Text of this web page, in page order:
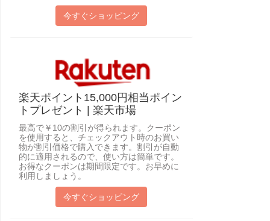
今すぐショッピング
楽天ポイント15,000円相当ポイン
トプレゼント | 楽天市場
最高で￥10の割引が得られます。クーポン
を使用すると、チェックアウト時のお買い
物が割引価格で購入できます。割引が自動
的に適用されるので、使い方は簡単です。
お得なクーポンは期間限定です。お早めに
利用しましょう。
今すぐショッピング